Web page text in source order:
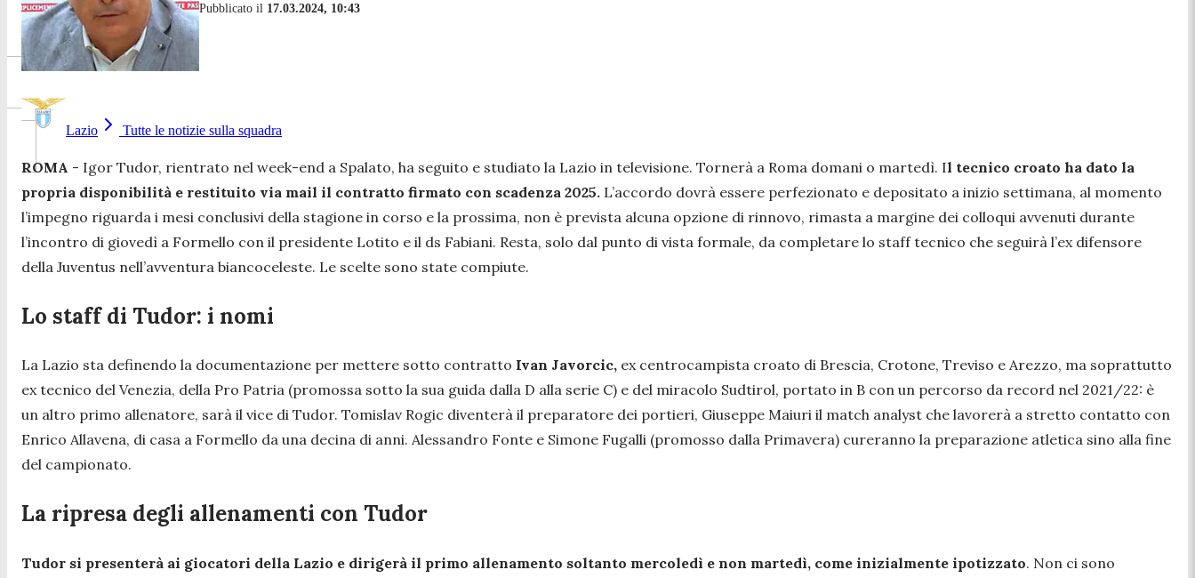
Pubblicato il 17.03.2024, 10:43
Lazio Tutte le notizie sulla squadra
ROMA - Igor Tudor, rientrato nel week-end a Spalato, ha seguito e studiato la Lazio in televisione. Tornerà a Roma domani o martedì. Il tecnico croato ha dato la
propria disponibilità e restituito via mail il contratto firmato con scadenza 2025. L’accordo dovrà essere perfezionato e depositato a inizio settimana, al momento
l’impegno riguarda i mesi conclusivi della stagione in corso e la prossima, non è prevista alcuna opzione di rinnovo, rimasta a margine dei colloqui avvenuti durante
l’incontro di giovedì a Formello con il presidente Lotito e il ds Fabiani. Resta, solo dal punto di vista formale, da completare lo staff tecnico che seguirà l’ex difensore
della Juventus nell’avventura biancoceleste. Le scelte sono state compiute.
Lo staff di Tudor: i nomi
La Lazio sta definendo la documentazione per mettere sotto contratto Ivan Javorcic, ex centrocampista croato di Brescia, Crotone, Treviso e Arezzo, ma soprattutto
ex tecnico del Venezia, della Pro Patria (promossa sotto la sua guida dalla D alla serie C) e del miracolo Sudtirol, portato in B con un percorso da record nel 2021/22: è
un altro primo allenatore, sarà il vice di Tudor. Tomislav Rogic diventerà il preparatore dei portieri, Giuseppe Maiuri il match analyst che lavorerà a stretto contatto con
Enrico Allavena, di casa a Formello da una decina di anni. Alessandro Fonte e Simone Fugalli (promosso dalla Primavera) cureranno la preparazione atletica sino alla fine
del campionato.
La ripresa degli allenamenti con Tudor
Tudor si presenterà ai giocatori della Lazio e dirigerà il primo allenamento soltanto mercoledì e non martedì, come inizialmente ipotizzato. Non ci sono